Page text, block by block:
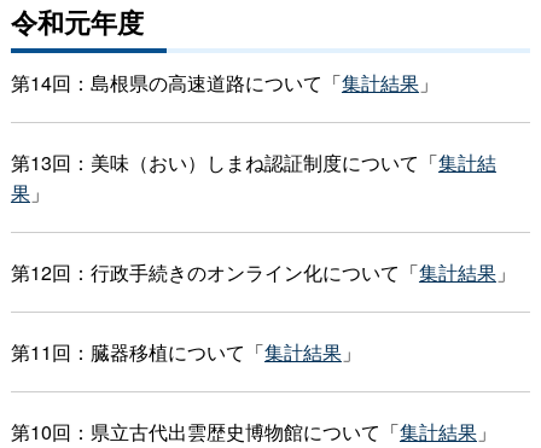
令和元年度
第14回：島根県の高速道路について「集計結果」
第13回：美味（おい）しまね認証制度について「集計結
果」
第12回：行政手続きのオンライン化について「集計結果」
第11回：臓器移植について「集計結果」
第10回：県立古代出雲歴史博物館について「集計結果」